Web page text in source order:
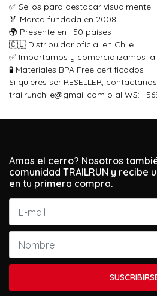
✅ Sellos para destacar visualmente:
🏅 Marca fundada en 2008
🌍 Presente en +50 países
🇨🇱 Distribuidor oficial en Chile
✅ Importamos y comercializamos
🧪 Materiales BPA Free certificados
Si quieres ser RESELLER,
trailrunchile@gmail.com o al WS:
Amas el cerro? Nosotros
comunidad TRAILRUN y recibe
en tu primera compra.